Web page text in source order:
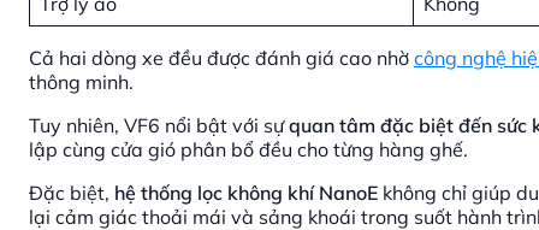
Cả hai dòng xe đều được đánh giá cao nhờ công nghệ
thông minh.
Tuy nhiên, VF6 nổi bật với sựquan tâm đặc biệt đến sức
lập cùng cửa gió phân bổ đều cho từng hàng ghế.
Đặc biệt, hệ thống lọc không khí NanoE không chỉ giúp
lại cảm giác thoải mái và sảng khoái trong suốt hành